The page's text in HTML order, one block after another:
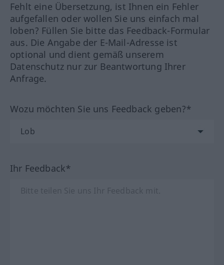
Fehlt eine Übersetzung, ist Ihnen ein Fehler
aufgefallen oder wollen Sie uns einfach mal
loben? Füllen Sie bitte das Feedback-Formular
aus. Die Angabe der E-Mail-Adresse ist
optional und dient gemäß unserem
Datenschutz nur zur Beantwortung Ihrer
Anfrage.
Wozu möchten Sie uns Feedback geben?*
Ihr Feedback*